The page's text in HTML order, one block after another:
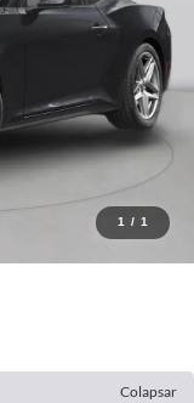
1 / 1
Colapsar